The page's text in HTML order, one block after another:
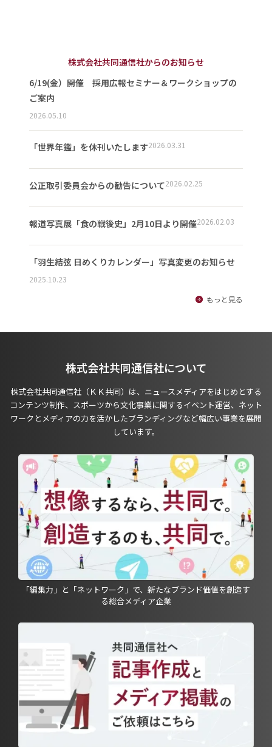
株式会社共同通信社からのお知らせ
6/19(金）開催 採用広報セミナー＆ワークショップの
ご案内
2026.05.10
「世界年鑑」を休刊いたします2026.03.31
公正取引委員会からの勧告について2026.02.25
報道写真展「食の戦後史」2月10日より開催2026.02.03
「羽生結弦 日めくりカレンダー」写真変更のお知らせ
2025.10.23
もっと見る
株式会社共同通信社について
株式会社共同通信社（ＫＫ共同）は、ニュースメディアをはじめとする
コンテンツ制作、スポーツから文化事業に関するイベント運営、ネット
ワークとメディアの力を活かしたブランディングなど幅広い事業を展開
しています。
「編集力」と「ネットワーク」で、新たなブランド価値を創造す
る総合メディア企業